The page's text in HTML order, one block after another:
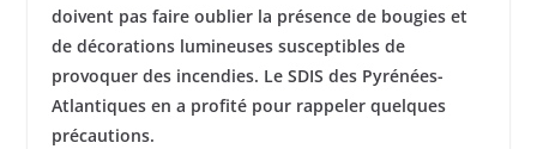
doivent pas faire oublier la présence de bougies et
de décorations lumineuses susceptibles de
provoquer des incendies. Le SDIS des Pyrénées-
Atlantiques en a profité pour rappeler quelques
précautions.